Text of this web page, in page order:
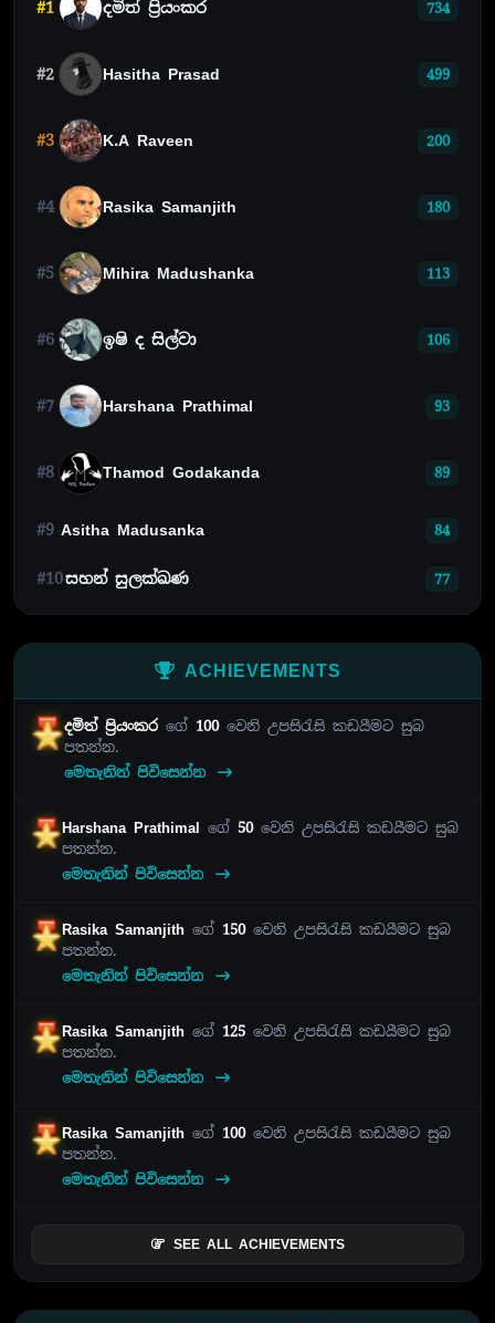
#1 දමිත් ප්‍රියංකර 734
#2 Hasitha Prasad 499
#3 K.A Raveen 200
#4 Rasika Samanjith 180
#5 Mihira Madushanka 113
#6 ඉෂි ද සිල්වා 106
#7 Harshana Prathimal 93
#8 Thamod Godakanda 89
#9 Asitha Madusanka 84
#10සහන් සුලක්ඛණ 77
ACHIEVEMENTS
දමිත් ප්‍රියංකරගේ 100වෙනි උපසිරැසි කඩයීමට සුබ
පතන්න.
මෙතැනින් පිවිසෙන්න
Harshana Prathimal ගේ 50වෙනි උපසිරැසි කඩයීමට සුබ
පතන්න.
මෙතැනින් පිවිසෙන්න
Rasika Samanjithගේ 150වෙනි උපසිරැසි කඩයීමට සුබ
පතන්න.
මෙතැනින් පිවිසෙන්න
Rasika Samanjithගේ 125 වෙනි උපසිරැසි කඩයීමට සුබ
පතන්න.
මෙතැනින් පිවිසෙන්න
Rasika Samanjithගේ 100වෙනි උපසිරැසි කඩයීමට සුබ
පතන්න.
මෙතැනින් පිවිසෙන්න
SEE ALL ACHIEVEMENTS